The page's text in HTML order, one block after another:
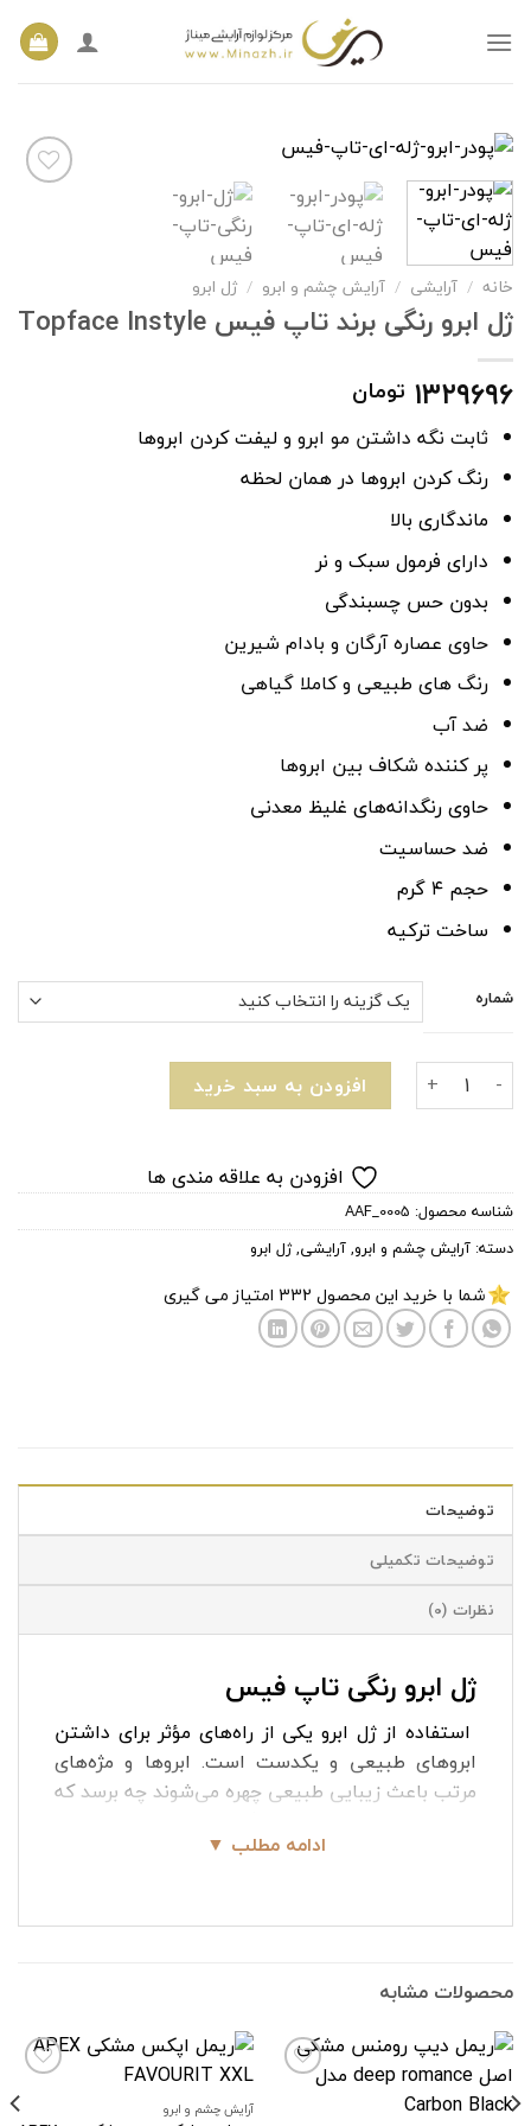
مندی
ها
خانه / آرایشی / آرایش چشم و ابرو / ژل ابرو
ژل ابرو رنگی برند تاپ فیس Topface Instyle
۱۳۲۹۶۹۶ تومان
ثابت نگه داشتن مو ابرو ولیفت کردن ابروها
رنگ کردن ابروها در همان لحظه
ماندگاری بالا
دارای فرمول سبک و نر
بدون حس چسبندگی
حاوی عصاره آرگان و بادام شیرین
رنگ های طبیعی و کاملا گیاهی
ضد آب
پر کننده شکاف بین ابروها
حاوی رنگدانه‌های غلیظ معدنی
ضد حساسیت
حجم ۴ گرم
ساخت ترکیه
شماره
ژل ابرو رنگی برند تاپ فیس Topface Instyle عددافزودن به سبد خرید
افزودن به علاقه مندی ها
شناسه محصول: AAF_0005
دسته: آرایش چشم و ابرو,آرایشی,ژل ابرو
شما با خرید این محصول 332 امتیاز می گیری
توضیحات
توضیحات تکمیلی
نظرات (0)
ژل ابرو رنگی تاپ فیس
استفاده از ژل ابرو یکی از راه‌های مؤثر برای داشتن
ابروهای طبیعی و یکدست است. ابروها و مژه‌های
مرتب باعث زیبایی طبیعی چهره می‌شوند چه برسد که
ژل ابرو رنگی تاپ فیس ابزاری کارآمد برای ایجاد
ابرو تاپ فیس با دقت، رنگدهی ابروها را انجام داده و
به راحتی سایه می‌افکند.علاوه بر کیفیت خوب
کششی، این ژل، موهای ابرو را به شکل مطلوبی ثابت
نگه می‌دارد و مقاومت بالایی دارد.
ادامه مطلب ▼
محصولات مشابه
آرایش چشم و ابرو